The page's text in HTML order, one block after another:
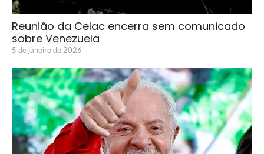
Reunião da Celac encerra sem comunicado
sobre Venezuela
5 de janeiro de 2026